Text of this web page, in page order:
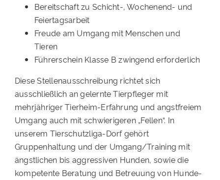
Bereitschaft zu Schicht-, Wochenend- und
Feiertagsarbeit
Freude am Umgang mit Menschen und
Tieren
Führerschein Klasse B zwingend erforderlich
Diese Stellenausschreibung richtet sich
ausschließlich an gelernte Tierpfleger mit
mehrjähriger Tierheim-Erfahrung und angstfreiem
Umgang auch mit schwierigeren „Fellen“. In
unserem Tierschutzliga-Dorf gehört
Gruppenhaltung und der Umgang/Training mit
ängstlichen bis aggressiven Hunden, sowie die
kompetente Beratung und Betreuung von Hunde-